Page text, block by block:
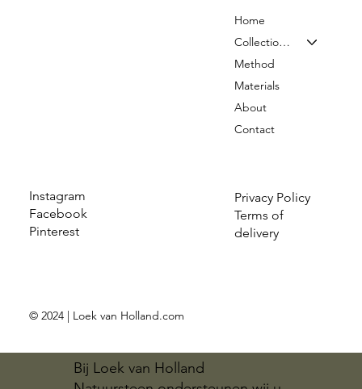
Bij Loek van Holland
Instagram
Facebook
Pinterest
Privacy Policy
Terms of
delivery
Home
Collection & Prices
Method
Materials
About
Contact
© 2024 | Loek van Holland.com